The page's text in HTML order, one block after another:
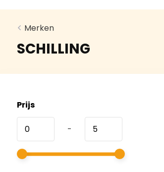
Merken
SCHILLING
Prijs
-